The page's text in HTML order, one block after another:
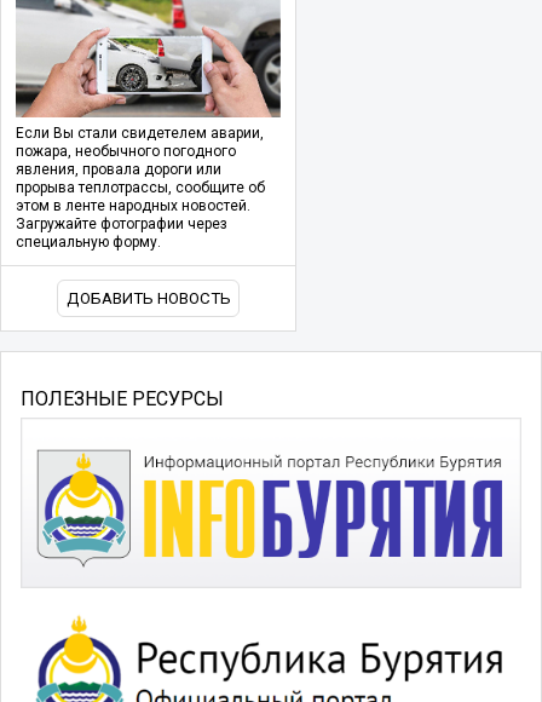
Если Вы стали свидетелем аварии,
пожара, необычного погодного
явления, провала дороги или
прорыва теплотрассы, сообщите об
этом в ленте народных новостей.
Загружайте фотографии через
специальную форму.
ДОБАВИТЬ НОВОСТЬ
ПОЛЕЗНЫЕ РЕСУРСЫ